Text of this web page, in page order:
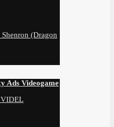
(Dragon
Ads Videogame
VIDEL